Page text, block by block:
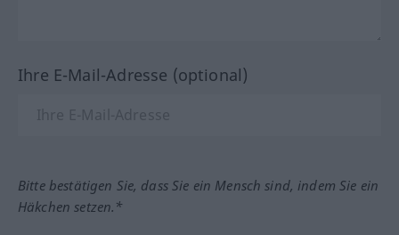
Ihre E-Mail-Adresse (optional)
Bitte bestätigen Sie, dass Sie ein Mensch sind, indem Sie ein
Häkchen setzen.*